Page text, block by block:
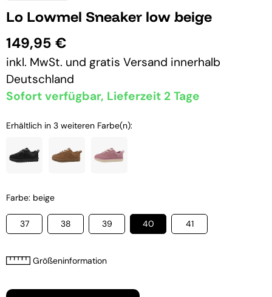
Lo Lowmel Sneaker low beige
149,95 €
inkl. MwSt. und gratis Versand innerhalb
Deutschland
Sofort verfügbar, Lieferzeit 2 Tage
Erhältlich in 3 weiteren Farbe(n):
Farbe: beige
37 38 39 40 41
Größeninformation